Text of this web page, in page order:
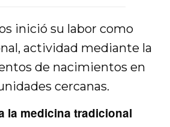
inició su labor como
actividad mediante la
de nacimientos en
cercanas.
la medicina tradicional